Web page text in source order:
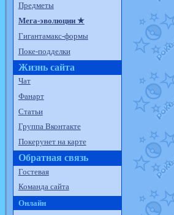
Предметы
Мега-эволюции ★
Гигантамакс-формы
Поке-подделки
Жизнь сайта
Чат
Фанарт
Статьи
Группа Вконтакте
Покерунет на карте
Обратная связь
Гостевая
Команда сайта
Онлайн